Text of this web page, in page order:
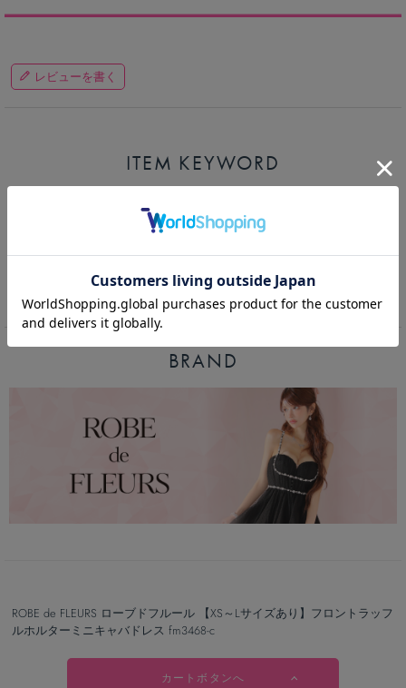
レビューを書く
ITEM KEYWORD
ランキング
BRAND
ROBE de FLEURS ローブドフルール 【XS～Lサイズあり】フロントラッフ
ルホルターミニキャバドレス fm3468-c
カートボタンへ